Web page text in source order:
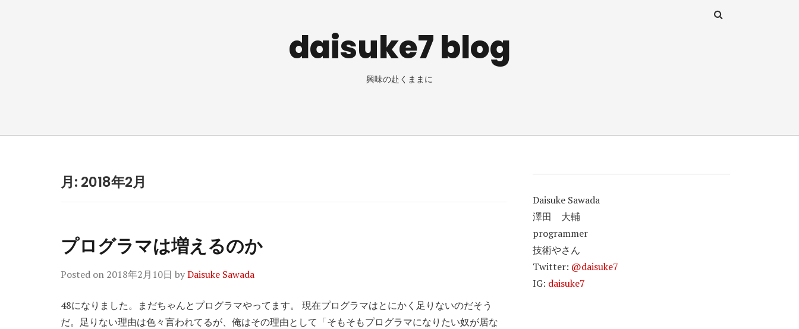
daisuke7 blog
興味の赴くままに
月: 2018年2月
プログラマは増えるのか
Posted on 2018年2月10日 byDaisuke Sawada
48になりました。まだちゃんとプログラマやってます。 現在プログラマはとにかく足りないのだそう
だ。足りない理由は色々言われてるが、俺はその理由として「そもそもプログラマになりたい奴が居な
Daisuke Sawada
澤田 大輔
programmer
技術やさん
Twitter: @daisuke7
IG: daisuke7